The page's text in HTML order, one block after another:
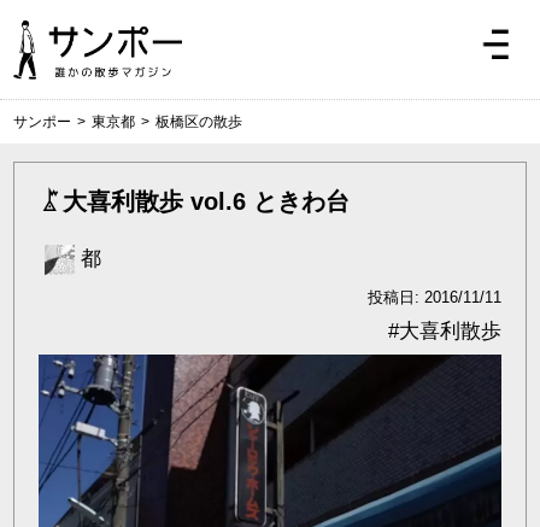
サンポー > 東京都 > 板橋区の散歩
大喜利散歩 vol.6 ときわ台
都
投稿日: 2016/11/11
#大喜利散歩